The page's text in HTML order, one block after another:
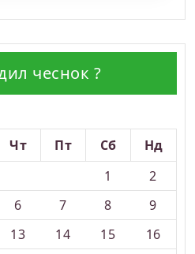
чеснок ?
Чт Пт Сб
Нд
1
2
6 7 8
9
13 14 15
16